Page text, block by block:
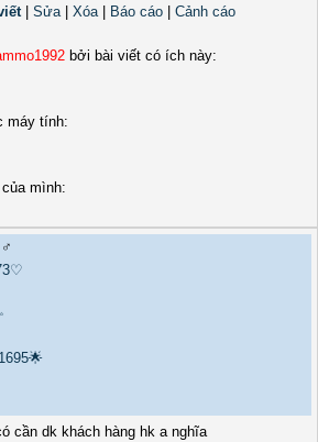
| Sửa| Xóa| Báo cáo
Cảnh cáo
bởi bài viết có ích này:
máy tính:
mình:
cần dk khách hàng hk a nghĩa